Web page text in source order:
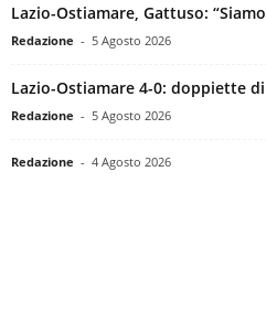
Lazio-Ostiamare, Gattuso:
Redazione - 5 Agosto 2026
Lazio-Ostiamare 4-0: doppiette
Redazione - 5 Agosto 2026
Redazione - 4 Agosto 2026